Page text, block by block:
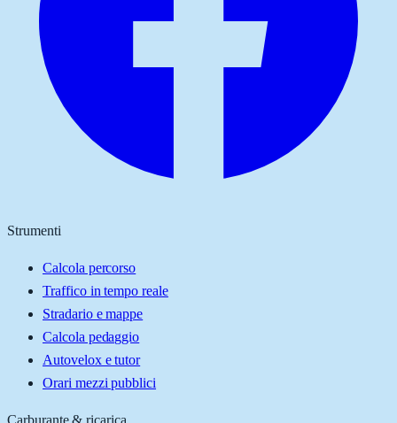
Strumenti
Calcola percorso
Traffico in tempo reale
Stradario e mappe
Calcola pedaggio
Autovelox e tutor
Orari mezzi pubblici